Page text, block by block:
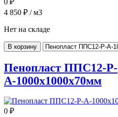
4 850 ₽ / м3
Нет на складе
В корзину
Пенопласт ППС12-Р-
А-1000x1000x70мм
0 ₽